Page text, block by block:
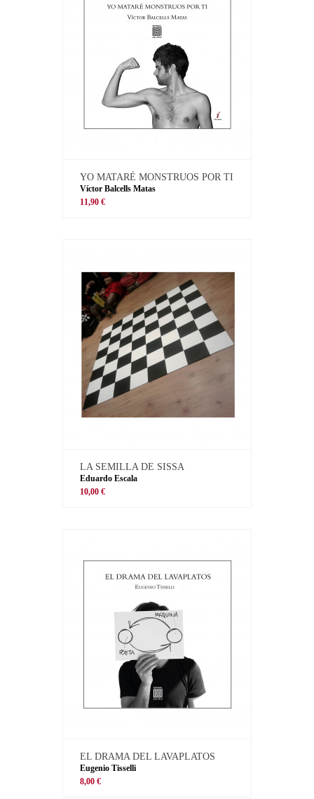
YO MATARÉ MONSTRUOS POR TI
Víctor Balcells Matas
11,90 €
LA SEMILLA DE SISSA
Eduardo Escala
10,00 €
EL DRAMA DEL LAVAPLATOS
Eugenio Tisselli
8,00 €